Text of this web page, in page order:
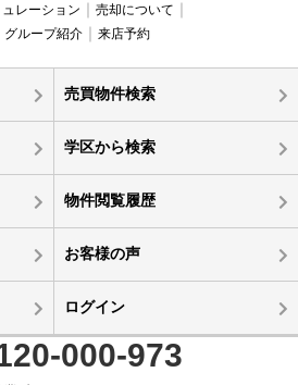
レーション
売却について
グループ紹介 来店予約
売買物件検索
学区から検索
物件閲覧履歴
お客様の声
ログイン
000-973